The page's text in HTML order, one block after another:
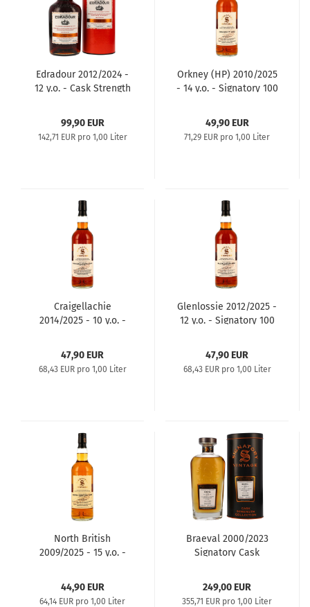
Edradour 2012/2024 -
12 y.o. - Cask Strength
99,90 EUR
142,71 EUR pro 1,00 Liter
Orkney (HP) 2010/2025
- 14 y.o. - Signatory 100
49,90 EUR
71,29 EUR pro 1,00 Liter
Craigellachie
2014/2025 - 10 y.o. -
47,90 EUR
68,43 EUR pro 1,00 Liter
Glenlossie 2012/2025 -
12 y.o. - Signatory 100
47,90 EUR
68,43 EUR pro 1,00 Liter
North British
2009/2025 - 15 y.o. -
44,90 EUR
64,14 EUR pro 1,00 Liter
Braeval 2000/2023
Signatory Cask
249,00 EUR
355,71 EUR pro 1,00 Liter